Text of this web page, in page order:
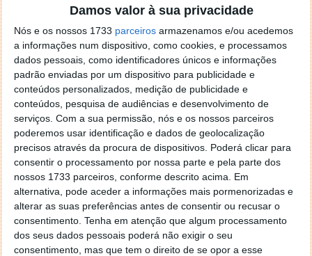
Damos valor à sua privacidade
Nós e os nossos 1733 parceiros armazenamos e/ou acedemos
a informações num dispositivo, como cookies, e processamos
dados pessoais, como identificadores únicos e informações
padrão enviadas por um dispositivo para publicidade e
conteúdos personalizados, medição de publicidade e
conteúdos, pesquisa de audiências e desenvolvimento de
serviços. Com a sua permissão, nós e os nossos parceiros
poderemos usar identificação e dados de geolocalização
precisos através da procura de dispositivos. Poderá clicar para
consentir o processamento por nossa parte e pela parte dos
nossos 1733 parceiros, conforme descrito acima. Em
alternativa, pode aceder a informações mais pormenorizadas e
alterar as suas preferências antes de consentir ou recusar o
consentimento. Tenha em atenção que algum processamento
dos seus dados pessoais poderá não exigir o seu
consentimento, mas que tem o direito de se opor a esse
exposição prolongada ao calor extremo pode até
modificar o comportamento dos genes das pessoas,
acelerando o envelhecimento a nível molecular.